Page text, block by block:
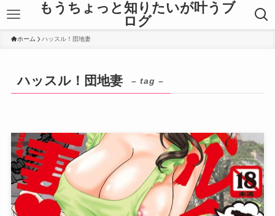
もうちょっと知りたいが叶うブ
ログ
ホーム ハッスル！団地妻
ハッスル！団地妻 – tag –